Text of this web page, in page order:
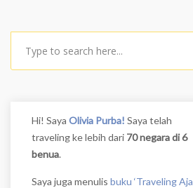
Hi! Saya Olivia Purba! Saya telah
traveling ke lebih dari 70 negara di 6
benua.
Saya juga menulis buku ‘Traveling Aja